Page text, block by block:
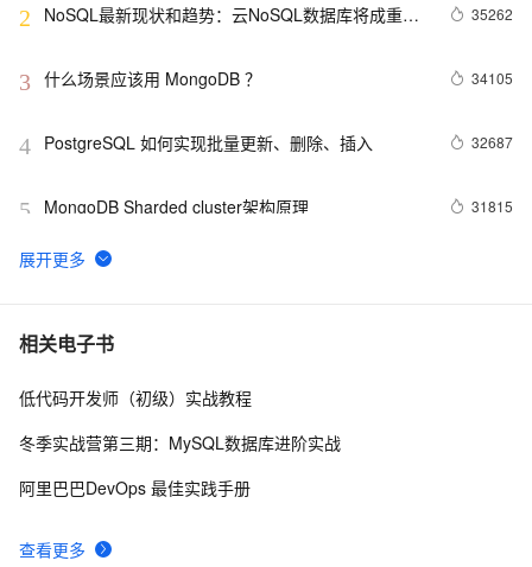
2
NoSQL最新现状和趋势：云NoSQL数据库将成重要
35262
3 什么场景应该用 MongoDB ？ 34105
4 PostgreSQL 如何实现批量更新、删除、插入 32687
5 MongoDB Sharded cluster架构原理 31815
6 Redis Stream——作为消息队列的典型应用场景
7 在Docker上玩转PostgreSQL -- Mac篇
8 DRDS 数据恢复重磅发布，全方位保障您的数据安全
相关电子书
查看更多
低代码开发师（初级）实战教程
冬季实战营第三期：MySQL数据库进阶实战
阿里巴巴DevOps 最佳实践手册